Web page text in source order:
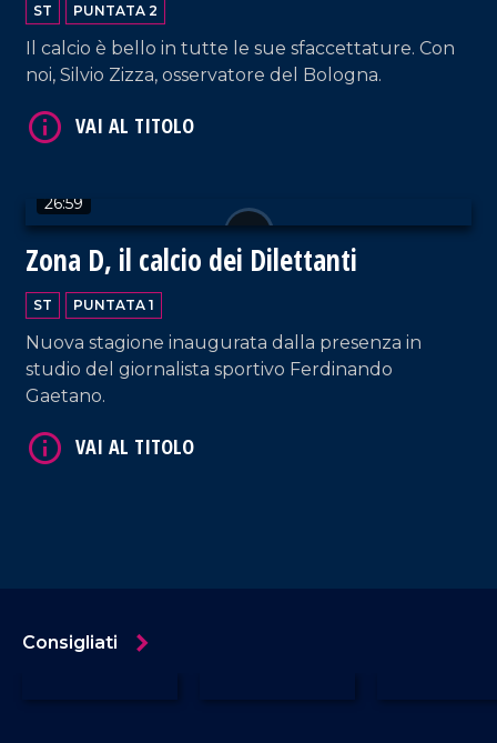
ST PUNTATA 2
Il calcio è bello in tutte le sue sfaccettature. Con
noi, Silvio Zizza, osservatore del Bologna.
26:59
Zona D, il calcio dei Dilettanti
ST PUNTATA 1
Nuova stagione inaugurata dalla presenza in
studio del giornalista sportivo Ferdinando
Gaetano.
Consigliati